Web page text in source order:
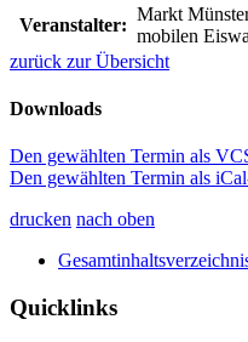
Veranstalter:
Markt
mobilen
zurück zur Übersicht
Downloads
Den gewählten Termin als
Den gewählten Termin als
drucken nach oben
Quicklinks